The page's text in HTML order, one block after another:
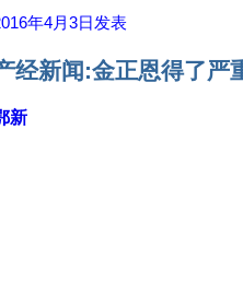
年4月3日 发表
经新闻:金正恩得了严
新